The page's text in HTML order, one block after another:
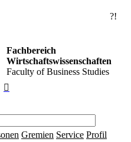
?!
Fachbereich
Wirtschaftswissenschaften
Faculty of Business Studies

Gremien Service Profil